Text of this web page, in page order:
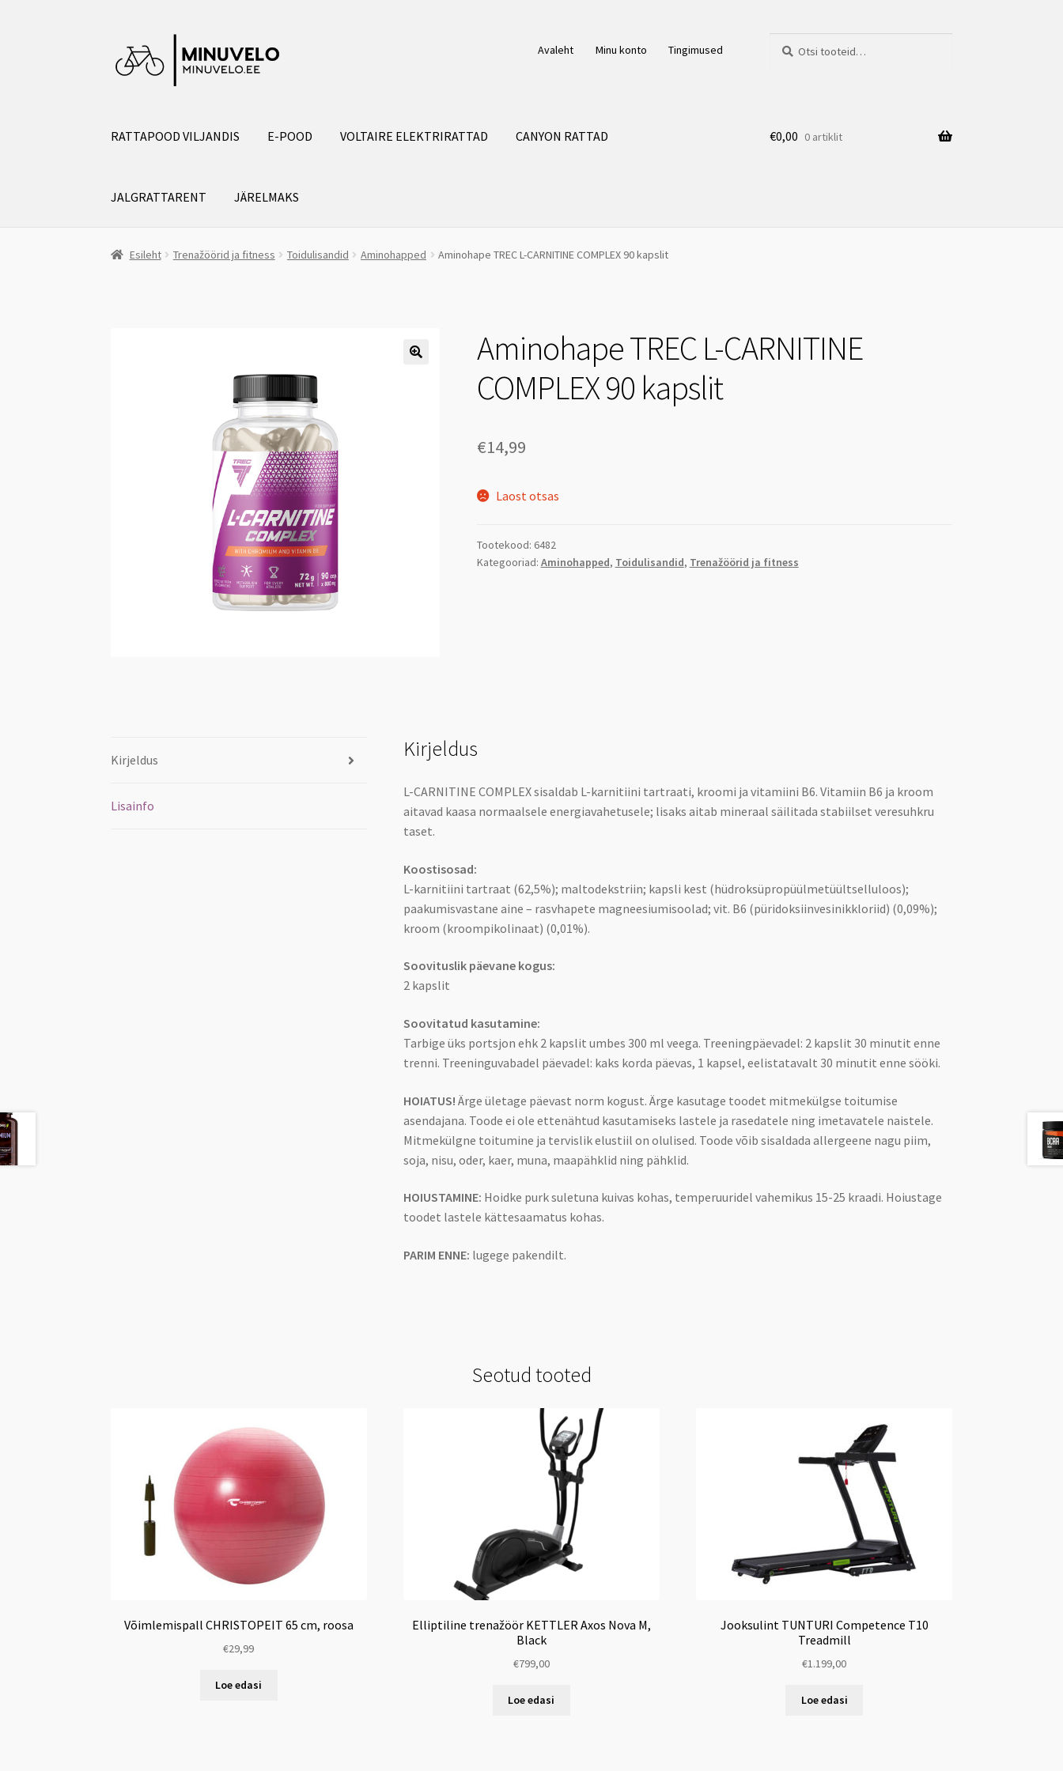
navigeerimisele
sisu
juurde
Avaleht Minu konto Tingimused
RATTAPOOD VILJANDIS E-POOD VOLTAIRE ELEKTRIRATTAD CANYON RATTAD
JALGRATTARENT JÄRELMAKS
€0,00 0 artiklit
Esileht Trenažöörid ja fitness Toidulisandid Aminohapped Aminohape TREC L-CARNITINE COMPLEX 90 kapslit
Aminohape TREC L-CARNITINE
COMPLEX 90 kapslit
€14,99
Laost otsas
Tootekood: 6482
Kategooriad: Aminohapped, Toidulisandid, Trenažöörid ja fitness
Kirjeldus
Lisainfo
Kirjeldus
L-CARNITINE COMPLEX sisaldab L-karnitiini tartraati, kroomi ja vitamiini B6. Vitamiin B6 ja kroom
aitavad kaasa normaalsele energiavahetusele; lisaks aitab mineraal säilitada stabiilset veresuhkru
taset.
Koostisosad:
L-karnitiini tartraat (62,5%); maltodekstriin; kapsli kest (hüdroksüpropüülmetüültselluloos);
paakumisvastane aine – rasvhapete magneesiumisoolad; vit. B6 (püridoksiinvesinikkloriid) (0,09%);
kroom (kroompikolinaat) (0,01%).
Soovituslik päevane kogus:
2 kapslit
Soovitatud kasutamine:
Tarbige üks portsjon ehk 2 kapslit umbes 300 ml veega. Treeningpäevadel: 2 kapslit 30 minutit enne
trenni. Treeninguvabadel päevadel: kaks korda päevas, 1 kapsel, eelistatavalt 30 minutit enne sööki.
HOIATUS!Ärge ületage päevast norm kogust. Ärge kasutage toodet mitmekülgse toitumise
asendajana. Toode ei ole ettenähtud kasutamiseks lastele ja rasedatele ning imetavatele naistele.
Mitmekülgne toitumine ja tervislik elustiil on olulised. Toode võib sisaldada allergeene nagu piim,
soja, nisu, oder, kaer, muna, maapähklid ning pähklid.
HOIUSTAMINE: Hoidke purk suletuna kuivas kohas, temperuuridel vahemikus 15-25 kraadi. Hoiustage
toodet lastele kättesaamatus kohas.
PARIM ENNE: lugege pakendilt.
Seotud tooted
Võimlemispall CHRISTOPEIT 65 cm, roosa
€29,99
Loe edasi
Elliptiline trenažöör KETTLER Axos Nova M,
Black
€799,00
Loe edasi
Jooksulint TUNTURI Competence T10
Treadmill
€1.199,00
Loe edasi